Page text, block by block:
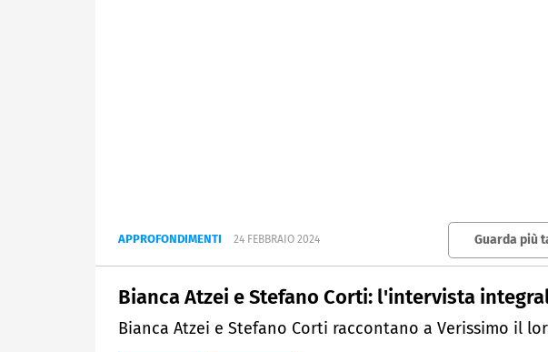
APPROFONDIMENTI 24 FEBBRAIO 2024 Guarda più
Bianca Atzei e Stefano Corti: l'intervista
Bianca Atzei e Stefano Corti raccontano a Verissimo il